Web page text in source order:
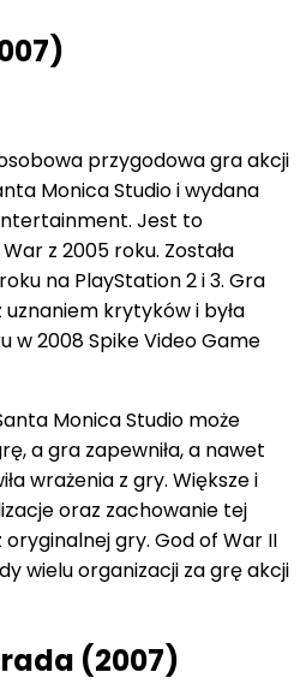
przygodowa gra akcji
Monica Studio i wydana
Jest to
z 2005 roku. Została
na PlayStation 2 i 3. Gra
krytyków i była
w 2008 Spike Video Game
Monica Studio może
a gra zapewniła, a nawet
wrażenia z gry. Większe i
oraz zachowanie tej
gry. God of War II
wielu organizacji za grę akcji
(2007)